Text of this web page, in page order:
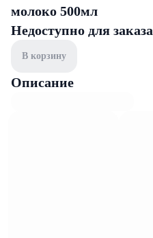
молоко 500мл
Недоступно для заказа
В корзину
Описание